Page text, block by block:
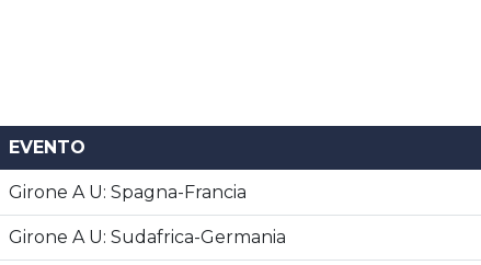
EVENTO
Girone A U: Spagna-Francia
Girone A U: Sudafrica-Germania